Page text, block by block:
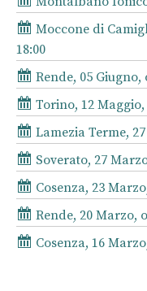
Moccone di
18:00
Rende, 05 Giugno,
Torino, 12 Maggio,
Lamezia Terme,
Soverato, 27
Cosenza, 23
Rende, 20 Marzo,
Cosenza, 16